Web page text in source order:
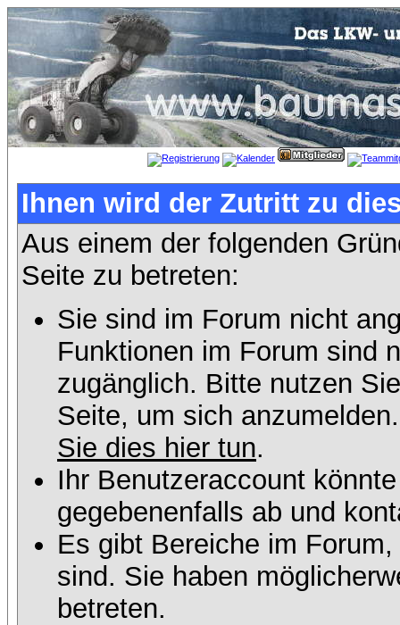
Ihnen wird der Zutritt zu
Aus einem der folgenden
Seite zu betreten:
Sie sind im Forum nicht
Funktionen im Forum sind
zugänglich. Bitte nutzen
Seite, um sich
Sie dies hier tun.
Ihr Benutzeraccount
gegebenenfalls ab und
Es gibt Bereiche im
sind. Sie haben
betreten.